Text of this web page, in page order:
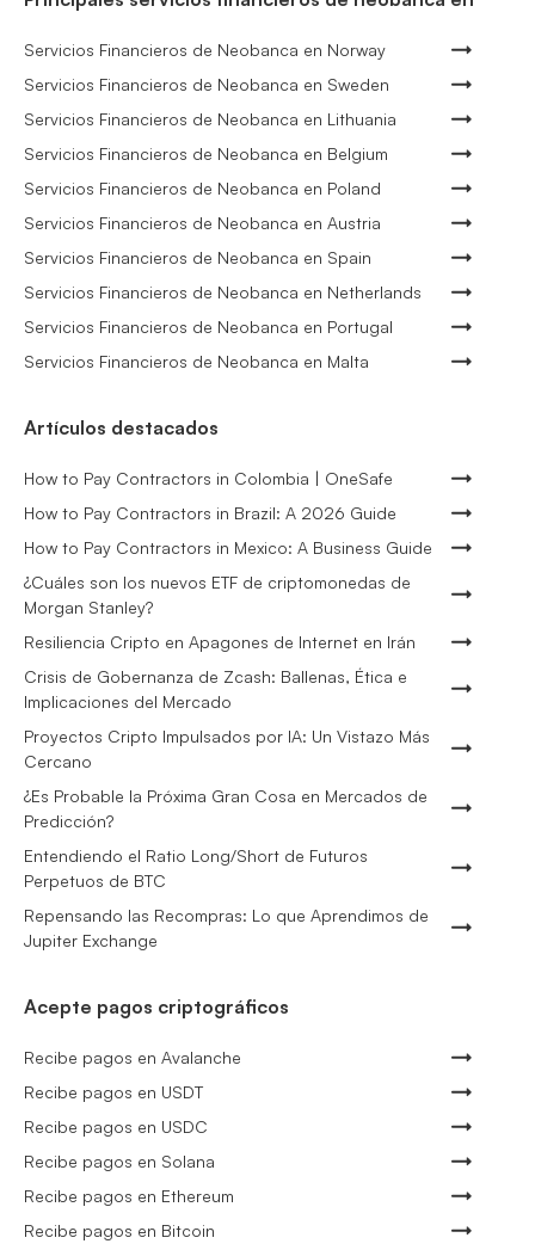
Servicios Financieros de Neobanca en Norway
Servicios Financieros de Neobanca en Sweden
Servicios Financieros de Neobanca en Lithuania
Servicios Financieros de Neobanca en Belgium
Servicios Financieros de Neobanca en Poland
Servicios Financieros de Neobanca en Austria
Servicios Financieros de Neobanca en Spain
Servicios Financieros de Neobanca en Netherlands
Servicios Financieros de Neobanca en Portugal
Servicios Financieros de Neobanca en Malta
Artículos destacados
How to Pay Contractors in Colombia | OneSafe
How to Pay Contractors in Brazil: A 2026 Guide
How to Pay Contractors in Mexico: A Business Guide
¿Cuáles son los nuevos ETF de criptomonedas de
Morgan Stanley?
Resiliencia Cripto en Apagones de Internet en Irán
Crisis de Gobernanza de Zcash: Ballenas, Ética e
Implicaciones del Mercado
Proyectos Cripto Impulsados por IA: Un Vistazo Más
Cercano
¿Es Probable la Próxima Gran Cosa en Mercados de
Predicción?
Entendiendo el Ratio Long/Short de Futuros
Perpetuos de BTC
Repensando las Recompras: Lo que Aprendimos de
Jupiter Exchange
Acepte pagos criptográficos
Recibe pagos en Avalanche
Recibe pagos en USDT
Recibe pagos en USDC
Recibe pagos en Solana
Recibe pagos en Ethereum
Recibe pagos en Bitcoin